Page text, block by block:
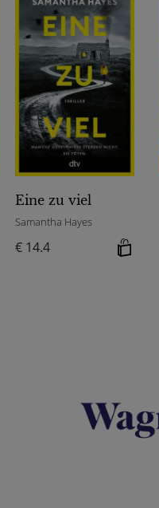
Eine zu viel
Samantha Hayes
€ 14.4